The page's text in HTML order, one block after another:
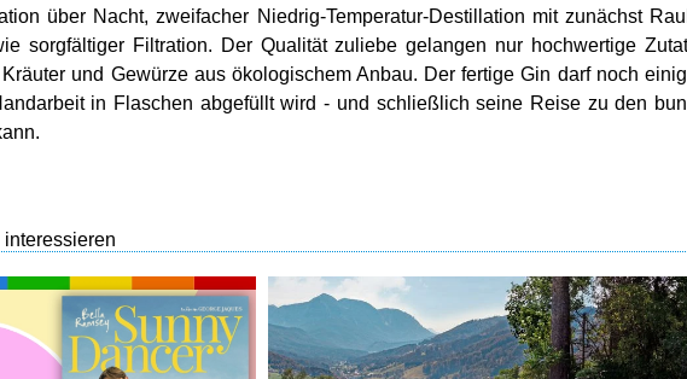
über Nacht, zweifacher Niedrig-Temperatur-Destillation mit zunächst
sorgfältiger Filtration. Der Qualität zuliebe gelangen nur hochwertige
und Gewürze aus ökologischem Anbau. Der fertige Gin darf noch
in Flaschen abgefüllt wird - und schließlich seine Reise zu den